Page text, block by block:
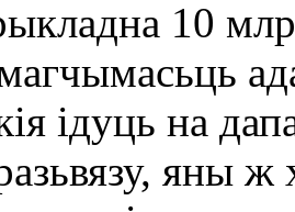
10
ідуць на
яны ж